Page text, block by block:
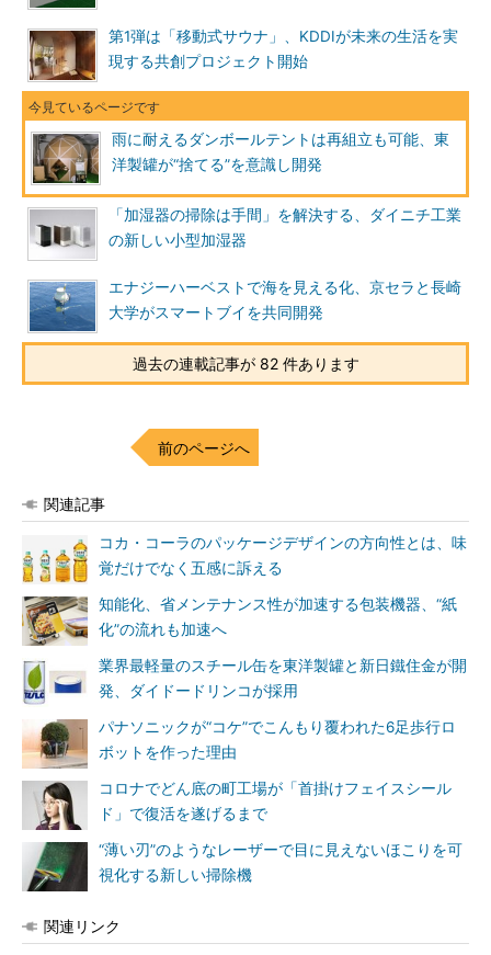
第1弾は「移動式サウナ」、KDDIが未来の生活を実
現する共創プロジェクト開始
雨に耐えるダンボールテントは再組立も可能、東
洋製罐が“捨てる”を意識し開発
「加湿器の掃除は手間」を解決する、ダイニチ工業
の新しい小型加湿器
エナジーハーベストで海を見える化、京セラと長崎
大学がスマートブイを共同開発
過去の連載記事が 82 件あります
前のページへ
関連記事
コカ・コーラのパッケージデザインの方向性とは、味
覚だけでなく五感に訴える
知能化、省メンテナンス性が加速する包装機器、“紙
化”の流れも加速へ
業界最軽量のスチール缶を東洋製罐と新日鐵住金が開
発、ダイドードリンコが採用
パナソニックが“コケ”でこんもり覆われた6足歩行ロ
ボットを作った理由
コロナでどん底の町工場が「首掛けフェイスシール
ド」で復活を遂げるまで
“薄い刃”のようなレーザーで目に見えないほこりを可
視化する新しい掃除機
関連リンク